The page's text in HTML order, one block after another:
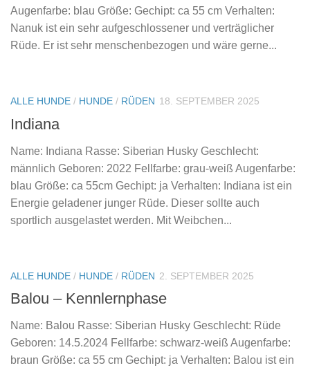
Augenfarbe: blau Größe: Gechipt: ca 55 cm Verhalten:
Nanuk ist ein sehr aufgeschlossener und verträglicher
Rüde. Er ist sehr menschenbezogen und wäre gerne...
ALLE HUNDE / HUNDE / RÜDEN 18. SEPTEMBER 2025
Indiana
Name: Indiana Rasse: Siberian Husky Geschlecht:
männlich Geboren: 2022 Fellfarbe: grau-weiß Augenfarbe:
blau Größe: ca 55cm Gechipt: ja Verhalten: Indiana ist ein
Energie geladener junger Rüde. Dieser sollte auch
sportlich ausgelastet werden. Mit Weibchen...
ALLE HUNDE / HUNDE / RÜDEN 2. SEPTEMBER 2025
Balou – Kennlernphase
Name: Balou Rasse: Siberian Husky Geschlecht: Rüde
Geboren: 14.5.2024 Fellfarbe: schwarz-weiß Augenfarbe:
braun Größe: ca 55 cm Gechipt: ja Verhalten: Balou ist ein